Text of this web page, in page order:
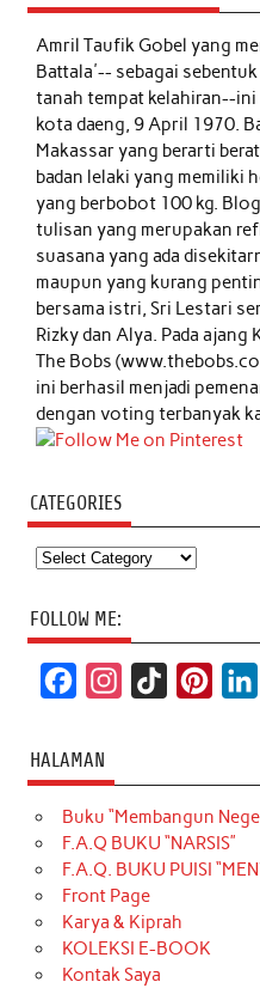
Amril Taufik Gobelyang
Battala'-- sebagai
tanah tempat kelahiran--ini
kota daeng, 9 April 1970.
Makassar yang berarti
badan lelaki yang memiliki
yang berbobot 100 kg.
tulisan yang merupakan
suasana yang ada
maupun yang kurang
bersama istri, Sri Lestari
Rizky dan Alya. Pada
The Bobs
ini berhasil menjadi
dengan voting terbanyak
CATEGORIES
Categories
FOLLOW ME:
c
e
b
o
o
k
t
a
g
r
a
m
T
o
k
t
e
r
HALAMAN
Buku “Membangun
F.A.Q BUKU “NARSIS”
F.A.Q. BUKU PUISI
Front Page
Karya & Kiprah
KOLEKSI E-BOOK
Kontak Saya